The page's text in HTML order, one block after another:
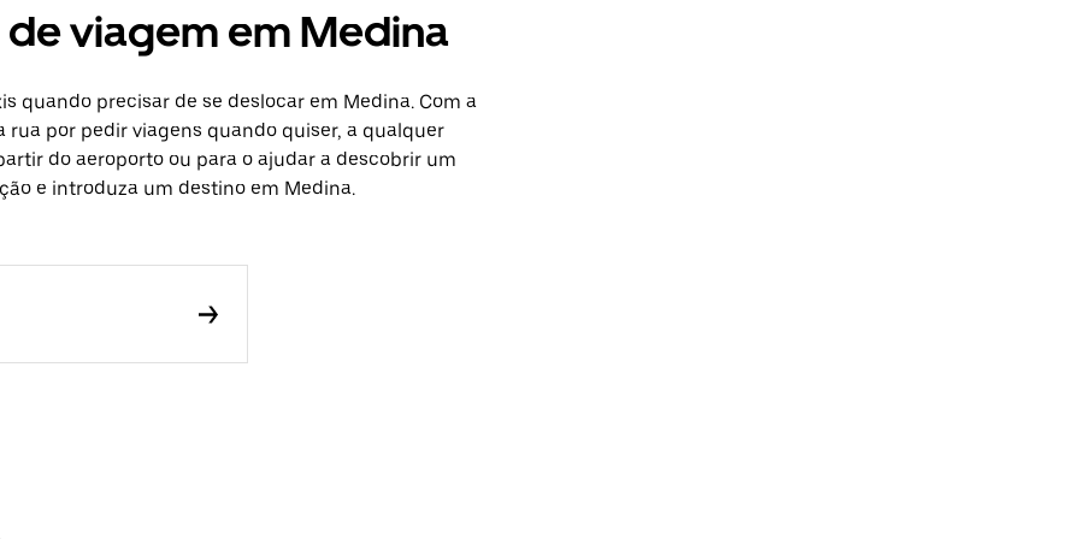
viagem em Medina
quando precisar de se deslocar em Medina. Com a
por pedir viagens quando quiser, a qualquer
do aeroporto ou para o ajudar a descobrir um
e introduza um destino em Medina.